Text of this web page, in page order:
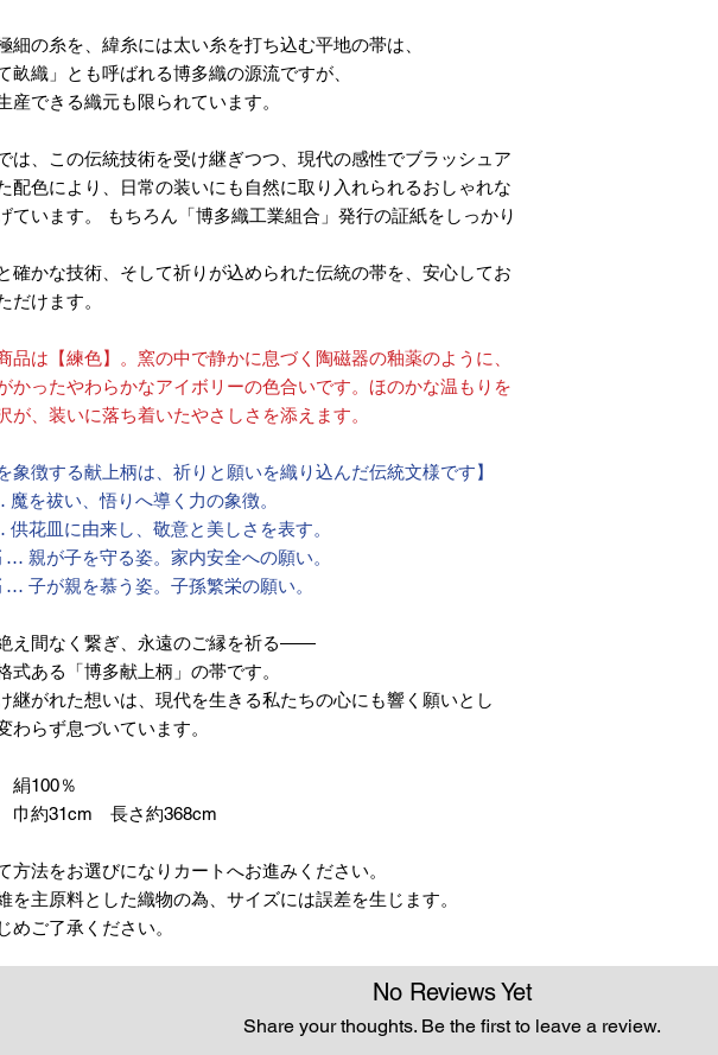
細の糸を、緯糸には太い糸を打ち込む平地の帯は、
畝織」とも呼ばれる博多織の源流ですが、
産できる織元も限られています。
は、この伝統技術を受け継ぎつつ、現代の感性でブラッシュア
配色により、日常の装いにも自然に取り入れられるおしゃれな
ています。 もちろん「博多織工業組合」発行の証紙をしっかり
確かな技術、そして祈りが込められた伝統の帯を、安心してお
だけます。
品は【練色】。窯の中で静かに息づく陶磁器の釉薬のように、
かったやわらかなアイボリーの色合いです。ほのかな温もりを
が、装いに落ち着いたやさしさを添えます。
象徴する献上柄は、祈りと願いを織り込んだ伝統文様です】
を祓い、悟りへ導く力の象徴。
供花皿に由来し、敬意と美しさを表す。
… 親が子を守る姿。家内安全への願い。
… 子が親を慕う姿。子孫繁栄の願い。
え間なく繋ぎ、永遠のご縁を祈る――
式ある「博多献上柄」の帯です。
継がれた想いは、現代を生きる私たちの心にも響く願いとし
わらず息づいています。
100％
巾約31cm 長さ約368cm
方法をお選びになりカートへお進みください。
を主原料とした織物の為、サイズには誤差を生じます。
めご了承ください。
No Reviews Yet
Share your thoughts. Be the first to leave a review.